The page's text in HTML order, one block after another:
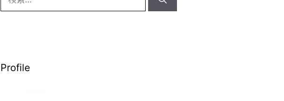
索:
Profile